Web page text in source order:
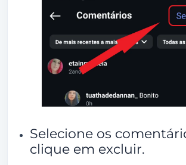
Selecione os
clique em excluir.